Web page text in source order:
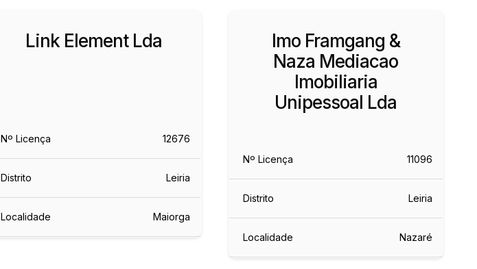
Link Element Lda
Nº Licença 12676
Distrito Leiria
Localidade Maiorga
Imo Framgang &
Naza Mediacao
Imobiliaria
Unipessoal Lda
Nº Licença 11096
Distrito Leiria
Localidade Nazaré